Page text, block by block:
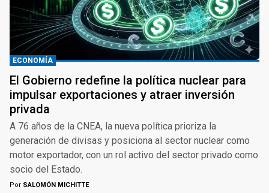
ECONOMÍA
El Gobierno redefine la política nuclear para
impulsar exportaciones y atraer inversión
privada
A 76 años de la CNEA, la nueva política prioriza la
generación de divisas y posiciona al sector nuclear como
motor exportador, con un rol activo del sector privado como
socio del Estado.
Por SALOMÓN MICHITTE